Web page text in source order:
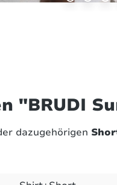
"BRUDI
dazugehörigen